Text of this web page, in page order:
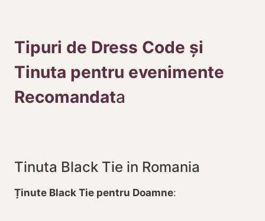
Tipuri de Dress Code și
Tinuta pentru evenimente
Recomandata
Tinuta Black Tie in Romania
Ținute Black Tie pentru Doamne: